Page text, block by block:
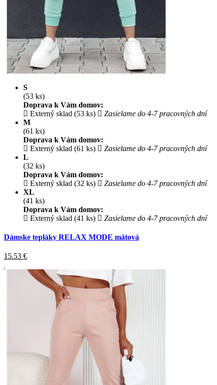
S
(53 ks)
Doprava k Vám domov:
Externý sklad (53 ks)
Zasielame do 4-7 pracovných dní
M
(61 ks)
Doprava k Vám domov:
Externý sklad (61 ks)
Zasielame do 4-7 pracovných dní
L
(32 ks)
Doprava k Vám domov:
Externý sklad (32 ks)
Zasielame do 4-7 pracovných dní
XL
(41 ks)
Doprava k Vám domov:
Externý sklad (41 ks)
Zasielame do 4-7 pracovných dní
Dámske tepláky RELAX MODE mätová
15.53 €